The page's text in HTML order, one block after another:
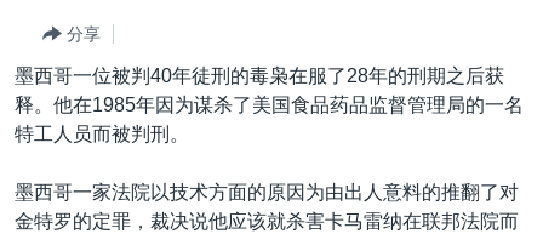
转
到
导
跳
转
国际
最新国际新闻
印太
欧洲
分类新闻
经济·金融·贸易
科教·文娱·体健
美中关系
白宫要闻
VOA视频
分享
墨西哥一位被判40年徒刑的毒枭在服了28年的刑期之后获
释。他在1985年因为谋杀了美国食品药品监督管理局的一名
特工人员而被判刑。
墨西哥一家法院以技术方面的原因为由出人意料的推翻了对
金特罗的定罪，裁决说他应该就杀害卡马雷纳在联邦法院而